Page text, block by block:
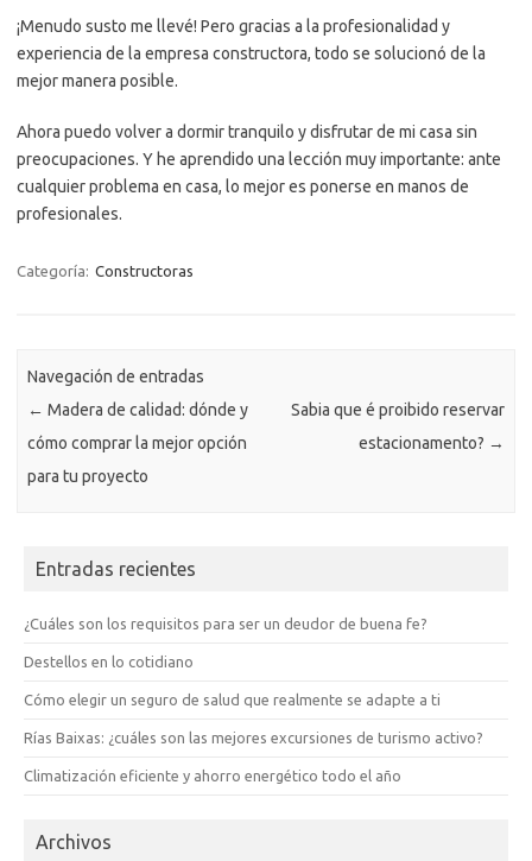
¡Menudo susto me llevé! Pero gracias a la profesionalidad y
experiencia de la empresa constructora, todo se solucionó de la
mejor manera posible.
Ahora puedo volver a dormir tranquilo y disfrutar de mi casa sin
preocupaciones. Y he aprendido una lección muy importante: ante
cualquier problema en casa, lo mejor es ponerse en manos de
profesionales.
Categoría: Constructoras
Navegación de entradas
← Madera de calidad: dónde y
cómo comprar la mejor opción
para tu proyecto
Sabia que é proibido reservar
estacionamento? →
Entradas recientes
¿Cuáles son los requisitos para ser un deudor de buena fe?
Destellos en lo cotidiano
Cómo elegir un seguro de salud que realmente se adapte a ti
Rías Baixas: ¿cuáles son las mejores excursiones de turismo activo?
Climatización eficiente y ahorro energético todo el año
Archivos